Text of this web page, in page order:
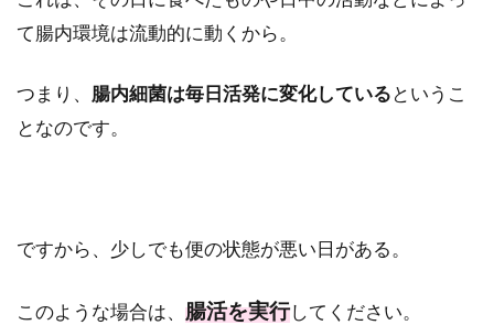
て腸内環境は流動的に動くから。
つまり、 腸内細菌は毎日活発に変化しているというこ
となのです。
ですから、少しでも便の状態が悪い日がある。
このような場合は、 腸活を実行してください。